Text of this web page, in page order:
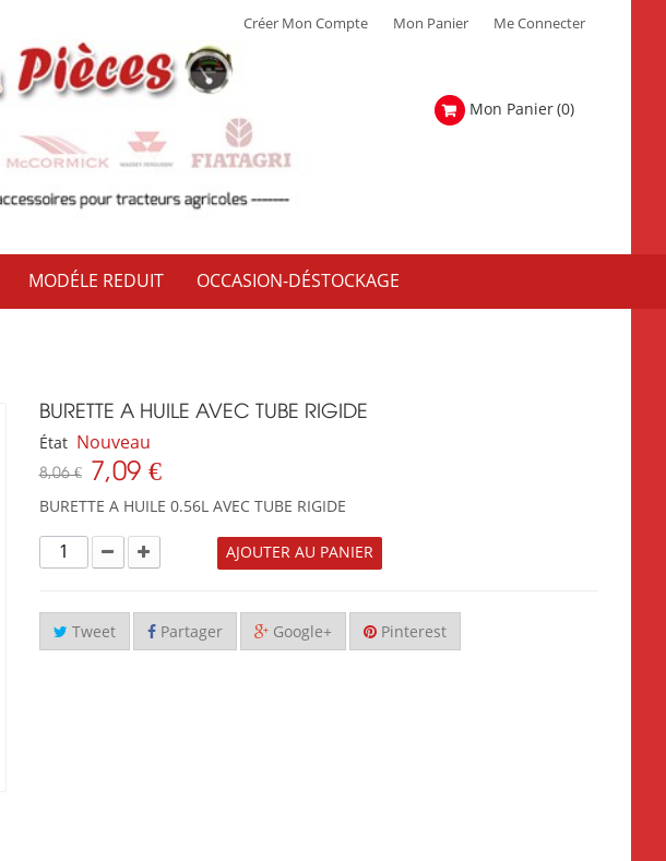
Créer Mon Compte Mon Panier Me Connecter
Mon Panier(0)
MODÉLE REDUIT OCCASION-DÉSTOCKAGE
BURETTE A HUILE AVEC TUBE RIGIDE
État Nouveau
8,06 € 7,09 €
BURETTE A HUILE 0.56L AVEC TUBE RIGIDE
AJOUTER AU PANIER
Tweet Partager Google+ Pinterest